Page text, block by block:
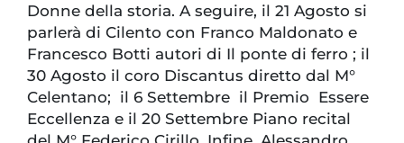
Donne della storia. A seguire, il 21 Agosto si
parlerà di Cilento con Franco Maldonato e
Francesco Botti autori di Il ponte di ferro ; il
30 Agosto il coro Discantus diretto dal M°
Celentano; il 6 Settembre il Premio Essere
Eccellenza e il 20 Settembre Piano recital